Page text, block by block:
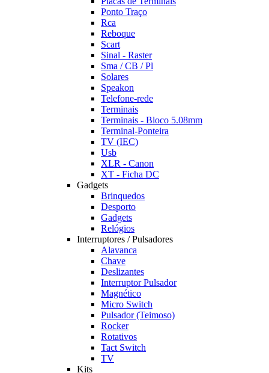
Ponto Traço
Rca
Reboque
Scart
Sinal - Raster
Sma / CB / Pl
Solares
Speakon
Telefone-rede
Terminais
Terminais - Bloco 5.08mm
Terminal-Ponteira
TV (IEC)
Usb
XLR - Canon
XT - Ficha DC
Gadgets
Brinquedos
Desporto
Gadgets
Relógios
Interruptores / Pulsadores
Alavanca
Chave
Deslizantes
Interruptor Pulsador
Magnético
Micro Switch
Pulsador (Teimoso)
Rocker
Rotativos
Tact Switch
TV
Kits